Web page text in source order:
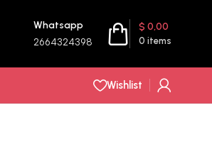
Whatsapp
2664324398 0 items
$ 0,00
Wishlist